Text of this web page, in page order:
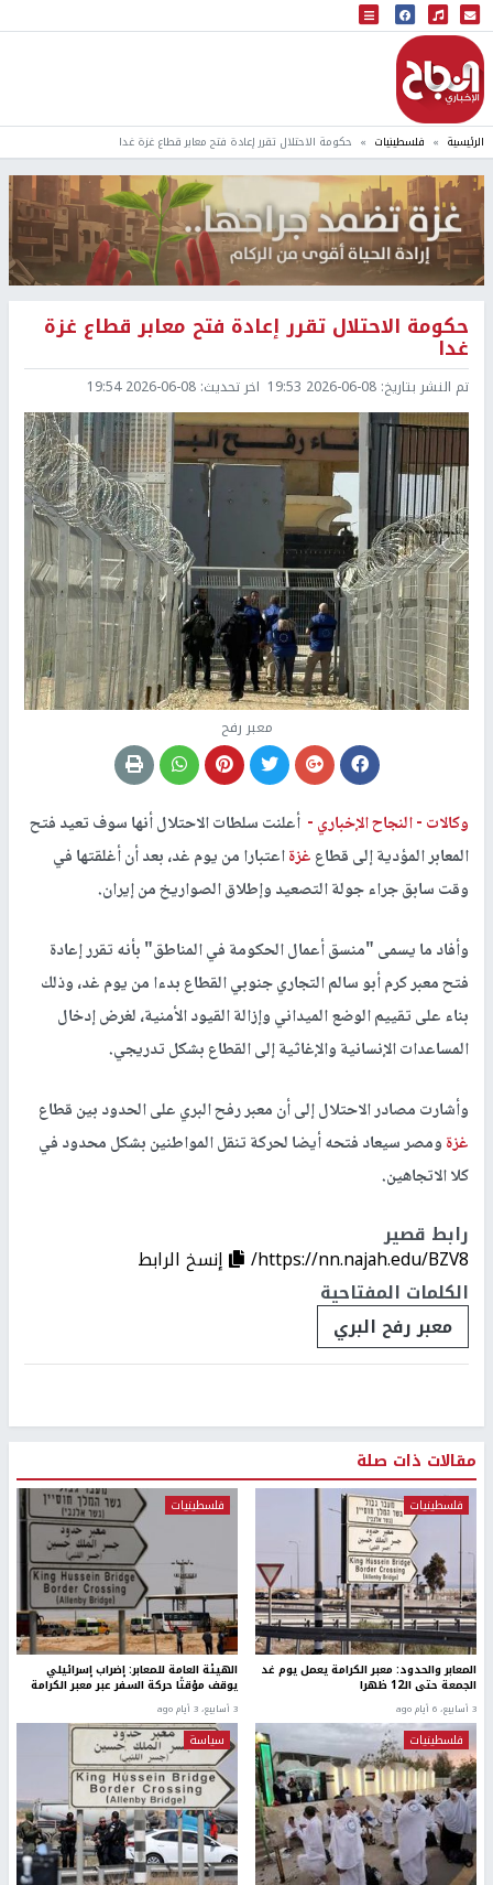
البث المباشر
إذاعة النجاح
الرئيسية فلسطينيات حكومة الاحتلال تقرر إعادة فتح معابر قطاع غزة غدا
حكومة الاحتلال تقرر إعادة فتح معابر قطاع غزة
غدا
تم النشر بتاريخ: 2026-06-08 19:53 اخر تحديث: 2026-06-08 19:54
معبر رفح
وكالات -النجاح الإخباري - أعلنت سلطات الاحتلال أنها سوف تعيد فتح
المعابر المؤدية إلى قطاعغزةاعتبارا من يوم غد، بعد أن أغلقتها في
وقت سابق جراء جولة التصعيد وإطلاق الصواريخ من إيران.
​وأفاد ما يسمى "منسق أعمال الحكومة في المناطق" بأنه تقرر إعادة
فتح معبر كرم أبو سالم التجاري جنوبي القطاع بدءا من يوم غد، وذلك
بناء على تقييم الوضع الميداني وإزالة القيود الأمنية، لغرض إدخال
المساعدات الإنسانية والإغاثية إلى القطاع بشكل تدريجي.
​وأشارت مصادر الاحتلال إلى أن معبر رفح البري على الحدود بين قطاع
غزةومصر سيعاد فتحه أيضا لحركة تنقل المواطنين بشكل محدود في
كلا الاتجاهين.
رابط قصير
https://nn.najah.edu/BZV8/
إنسخ الرابط
الكلمات المفتاحية
معبر رفح البري
مقالات ذات صلة
فلسطينيات
المعابر والحدود: معبر الكرامة يعمل يوم غد
الجمعة حتى الـ12 ظهرا
3 أسابيع، 6 أيام ago
فلسطينيات
الهيئة العامة للمعابر: إضراب إسرائيلي
يوقف مؤقتًا حركة السفر عبر معبر الكرامة
3 أسابيع، 3 أيام ago
فلسطينيات سياسة